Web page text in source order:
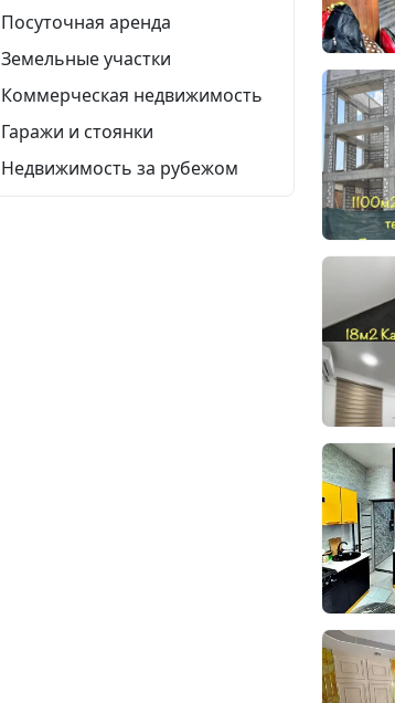
Посуточная аренда
Земельные участки
Коммерческая недвижимость
Гаражи и стоянки
Недвижимость за рубежом